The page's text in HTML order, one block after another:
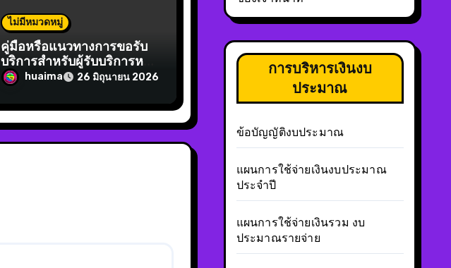
ไม่มีหมวดหมู่
คู่มือหรือแนวทางการขอรับ
บริการสำหรับผู้รับบริการหรือ
ผู้มาติดต่อ
huaima 26 มิถุนายน 2026
การบริหารเงินงบ
ประมาณ
ข้อบัญญัติงบประมาณ
แผนการใช้จ่ายเงินงบประมาณ
ประจำปี
แผนการใช้จ่ายเงินรวม งบ
ประมาณรายจ่าย